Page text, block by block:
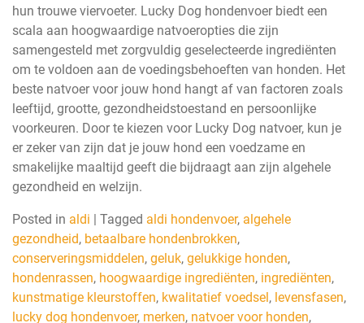
hun trouwe viervoeter. Lucky Dog hondenvoer biedt een
scala aan hoogwaardige natvoeropties die zijn
samengesteld met zorgvuldig geselecteerde ingrediënten
om te voldoen aan de voedingsbehoeften van honden. Het
beste natvoer voor jouw hond hangt af van factoren zoals
leeftijd, grootte, gezondheidstoestand en persoonlijke
voorkeuren. Door te kiezen voor Lucky Dog natvoer, kun je
er zeker van zijn dat je jouw hond een voedzame en
smakelijke maaltijd geeft die bijdraagt aan zijn algehele
gezondheid en welzijn.
Posted in aldi | Tagged aldi hondenvoer, algehele
gezondheid, betaalbare hondenbrokken,
conserveringsmiddelen, geluk, gelukkige honden,
hondenrassen, hoogwaardige ingrediënten, ingrediënten,
kunstmatige kleurstoffen, kwalitatief voedsel, levensfasen,
lucky dog hondenvoer, merken, natvoer voor honden,